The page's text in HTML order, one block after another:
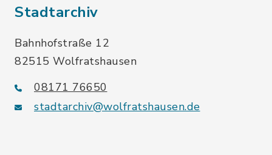
Stadtarchiv
Bahnhofstraße 12
82515 Wolfratshausen
08171 76650
stadtarchiv@wolfratshausen.de